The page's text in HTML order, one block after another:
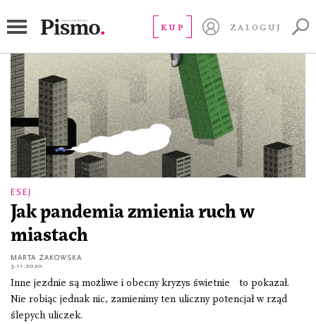
KUP ZALOGUJ
ESEJ
Jak pandemia zmienia ruch w
miastach
MARTA ŻAKOWSKA
3.11.2020
Inne jezdnie są możliwe i obecny kryzys świetnie to pokazał.
Nie robiąc jednak nic, zamienimy ten uliczny potencjał w rząd
ślepych uliczek.